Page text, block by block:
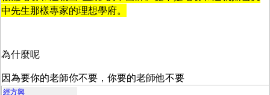
中先生那樣專家的理想學府。
為什麼呢
因為要你的老師你不要，你要的老師他不要
經方興